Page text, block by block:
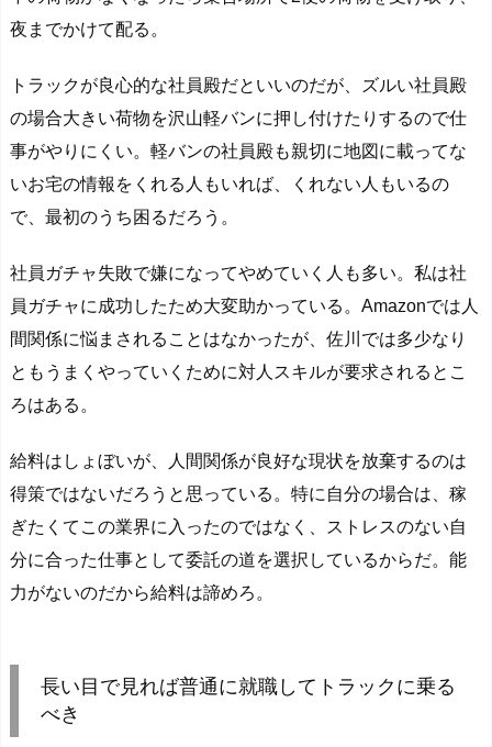
夜までかけて配る。
トラックが良心的な社員殿だといいのだが、ズルい社員殿
の場合大きい荷物を沢山軽バンに押し付けたりするので仕
事がやりにくい。軽バンの社員殿も親切に地図に載ってな
いお宅の情報をくれる人もいれば、くれない人もいるの
で、最初のうち困るだろう。
社員ガチャ失敗で嫌になってやめていく人も多い。私は社
員ガチャに成功したため大変助かっている。Amazonでは人
間関係に悩まされることはなかったが、佐川では多少なり
ともうまくやっていくために対人スキルが要求されるとこ
ろはある。
給料はしょぼいが、人間関係が良好な現状を放棄するのは
得策ではないだろうと思っている。特に自分の場合は、稼
ぎたくてこの業界に入ったのではなく、ストレスのない自
分に合った仕事として委託の道を選択しているからだ。能
力がないのだから給料は諦めろ。
長い目で見れば普通に就職してトラックに乗る
べき